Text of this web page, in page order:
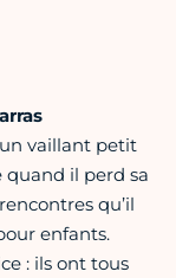
un vaillant petit
quand il perd sa
qu’il
enfants.
: ils ont tous